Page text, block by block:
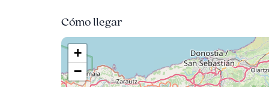
Cómo llegar
+
−